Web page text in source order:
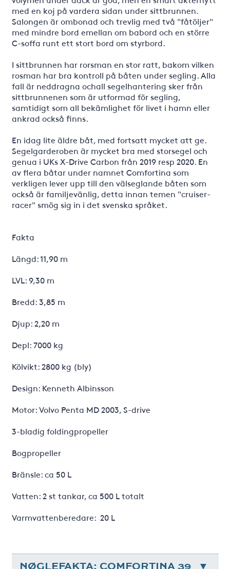
med en koj på vardera sidan under sittbrunnen.
Salongen är ombonad och trevlig med två "fåtöljer"
med mindre bord emellan om babord och en större
C-soffa runt ett stort bord om styrbord.
I sittbrunnen har rorsman en stor ratt, bakom vilken
rosman har bra kontroll på båten under segling. Alla
fall är neddragna ochall segelhantering sker från
sittbrunnenen som är utformad för segling,
samtidigt som all bekämlighet för livet i hamn eller
ankrad också finns.
En idag lite äldre båt, med fortsatt mycket att ge.
Segelgarderoben är mycket bra med storsegel och
genua i UKs X-Drive Carbon från 2019 resp 2020. En
av flera båtar under namnet Comfortina som
verkligen lever upp till den välseglande båten som
också är familjevänlig, detta innan temen "cruiser-
racer" smög sig in i det svenska språket.
Fakta
Längd: 11,90 m
LVL: 9,30 m
Bredd: 3,85 m
Djup: 2,20 m
Depl: 7000 kg
Kölvikt: 2800 kg (bly)
Design: Kenneth Albinsson
Motor: Volvo Penta MD 2003, S-drive
3-bladig foldingpropeller
Bogpropeller
Bränsle: ca 50 L
Vatten: 2 st tankar, ca 500 L totalt
Varmvattenberedare: 20 L
NØGLEFAKTA: COMFORTINA 39